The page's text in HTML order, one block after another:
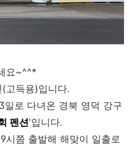
요~^^*
고득용)입니다.
로 다녀온 경북 영덕 강구
펜션'입니다.
시쯤 출발해 해맞이 일출로